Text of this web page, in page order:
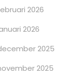
2026
2026
2025
2025